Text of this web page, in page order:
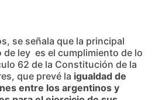
se señala que la principal
ley es el cumplimiento de lo
62 de la Constitución de la
que prevé la igualdad de
entre los argentinos y